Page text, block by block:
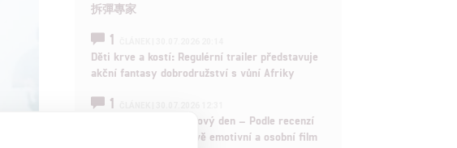
拆彈專家
1
Děti krve a kostí: Regulérní trailer představuje
akční fantasy dobrodružství s vůní Afriky
1
Spider-Man: Zbrusu nový den – Podle recenzí
máme čekat překvapivě emotivní a osobní film